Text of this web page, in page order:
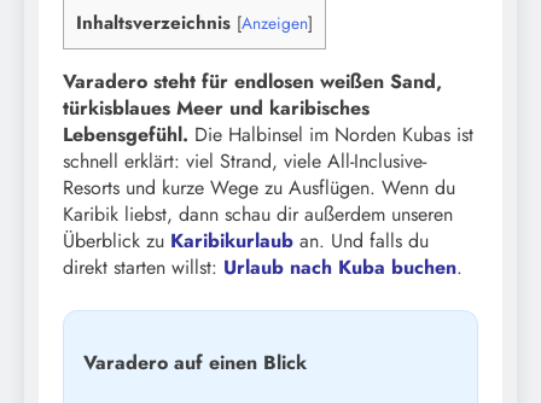
Inhaltsverzeichnis [Anzeigen]
Varadero steht für endlosen weißen Sand,
türkisblaues Meer und karibisches
Lebensgefühl. Die Halbinsel im Norden Kubas ist
schnell erklärt: viel Strand, viele All-Inclusive-
Resorts und kurze Wege zu Ausflügen. Wenn du
Karibik liebst, dann schau dir außerdem unseren
Überblick zu Karibikurlaub an. Und falls du
direkt starten willst: Urlaub nach Kuba buchen.
Varadero auf einen Blick